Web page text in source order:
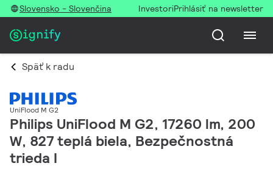
Slovensko - Slovenčina InvestoriPrihlásiť na newsletter
Späť k radu
UniFlood M G2
Philips UniFlood M G2, 17260 lm, 200
W, 827 teplá biela, Bezpečnostná
trieda I